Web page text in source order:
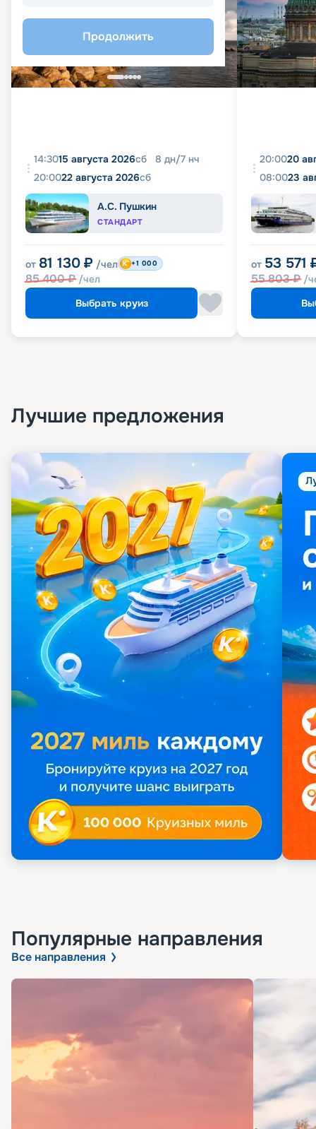
Продолжить
14:3015 августа 2026сб 8 дн/7 нч
20:0022 августа 2026сб
А.С. Пушкин
СТАНДАРТ
от 81 130 ₽ /чел
85 400₽ /чел
+1 000
Выбрать круиз
20:0020
08:0023
от 53 571
55 803₽ /
Лучшие предложения
Популярные направления
Все направления